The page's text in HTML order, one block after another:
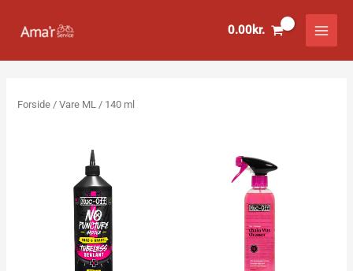
0.00kr.
Forside / Vare ML / 140 ml